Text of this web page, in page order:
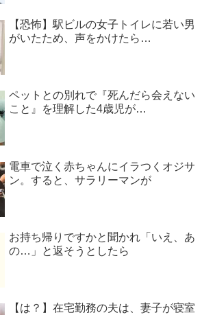
【恐怖】駅ビルの女子トイレに若い男
がいたため、声をかけたら…
ペットとの別れで『死んだら会えない
こと』を理解した4歳児が…
電車で泣く赤ちゃんにイラつくオジサ
ン。すると、サラリーマンが
お持ち帰りですかと聞かれ「いえ、あ
の…」と返そうとしたら
【は？】在宅勤務の夫は、妻子が寝室